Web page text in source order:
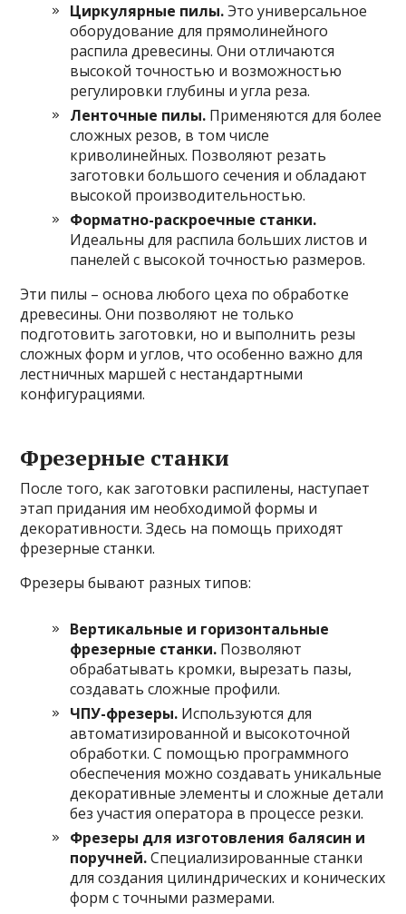
Циркулярные пилы.Это универсальное
оборудование для прямолинейного
распила древесины. Они отличаются
высокой точностью и возможностью
регулировки глубины и угла реза.
Ленточные пилы. Применяются для более
сложных резов, в том числе
криволинейных. Позволяют резать
заготовки большого сечения и обладают
высокой производительностью.
Форматно-раскроечные станки.
Идеальны для распила больших листов и
панелей с высокой точностью размеров.
Эти пилы – основа любого цеха по обработке
древесины. Они позволяют не только
подготовить заготовки, но и выполнить резы
сложных форм и углов, что особенно важно для
лестничных маршей с нестандартными
конфигурациями.
Фрезерные станки
После того, как заготовки распилены, наступает
этап придания им необходимой формы и
декоративности. Здесь на помощь приходят
фрезерные станки.
Фрезеры бывают разных типов:
Вертикальные и горизонтальные
фрезерные станки. Позволяют
обрабатывать кромки, вырезать пазы,
создавать сложные профили.
ЧПУ-фрезеры. Используются для
автоматизированной и высокоточной
обработки. С помощью программного
обеспечения можно создавать уникальные
декоративные элементы и сложные детали
без участия оператора в процессе резки.
Фрезеры для изготовления балясин и
поручней.Специализированные станки
для создания цилиндрических и конических
форм с точными размерами.